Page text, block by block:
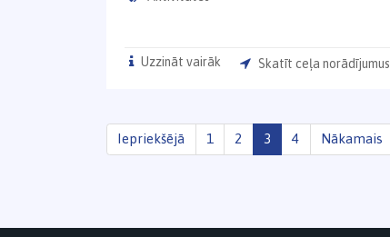
Uzzināt vairāk Skatīt ceļa norādījumus
Iepriekšējā 1 2 3 4 Nākamais